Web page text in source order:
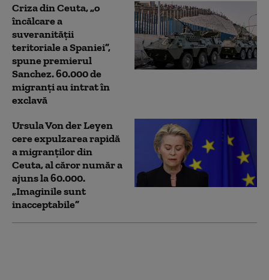
Criza din Ceuta, „o
încălcare a
suveranității
teritoriale a Spaniei”,
spune premierul
Sanchez. 60.000 de
migranţi au intrat în
exclavă
Ursula Von der Leyen
cere expulzarea rapidă
a migranţilor din
Ceuta, al căror număr a
ajuns la 60.000.
„Imaginile sunt
inacceptabile”